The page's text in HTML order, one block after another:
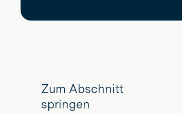
Zum Abschnitt
springen